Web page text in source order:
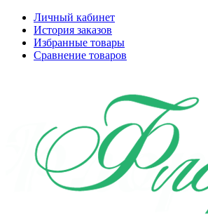
Личный кабинет
История заказов
Избранные товары
Сравнение товаров